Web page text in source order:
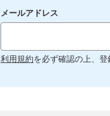
メールアドレス
利用規約を必ず確認の上、登